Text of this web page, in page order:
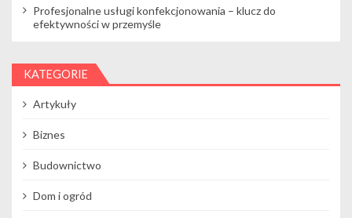
Profesjonalne usługi konfekcjonowania – klucz do
efektywności w przemyśle
KATEGORIE
Artykuły
Biznes
Budownictwo
Dom i ogród